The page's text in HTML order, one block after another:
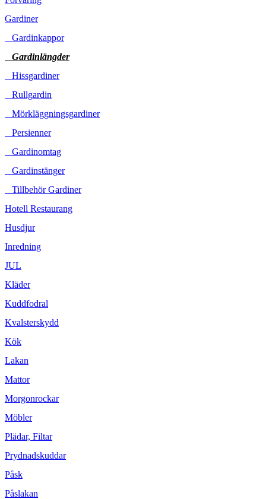
Gardiner
Gardinkappor
Gardinlängder
Hissgardiner
Rullgardin
Mörkläggningsgardiner
Persienner
Gardinomtag
Gardinstänger
Tillbehör Gardiner
Hotell Restaurang
Husdjur
Inredning
JUL
Kläder
Kuddfodral
Kvalsterskydd
Kök
Lakan
Mattor
Morgonrockar
Möbler
Plädar, Filtar
Prydnadskuddar
Påsk
Påslakan